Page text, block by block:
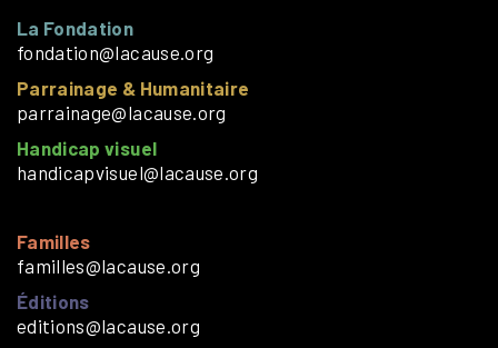
La Fondation
fondation@lacause.org
Parrainage & Humanitaire
parrainage@lacause.org
Handicap visuel
handicapvisuel@lacause.org
Familles
familles@lacause.org
Éditions
editions@lacause.org